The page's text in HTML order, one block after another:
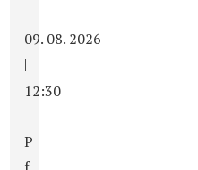
–
09. 08. 2026
|
12:30
P